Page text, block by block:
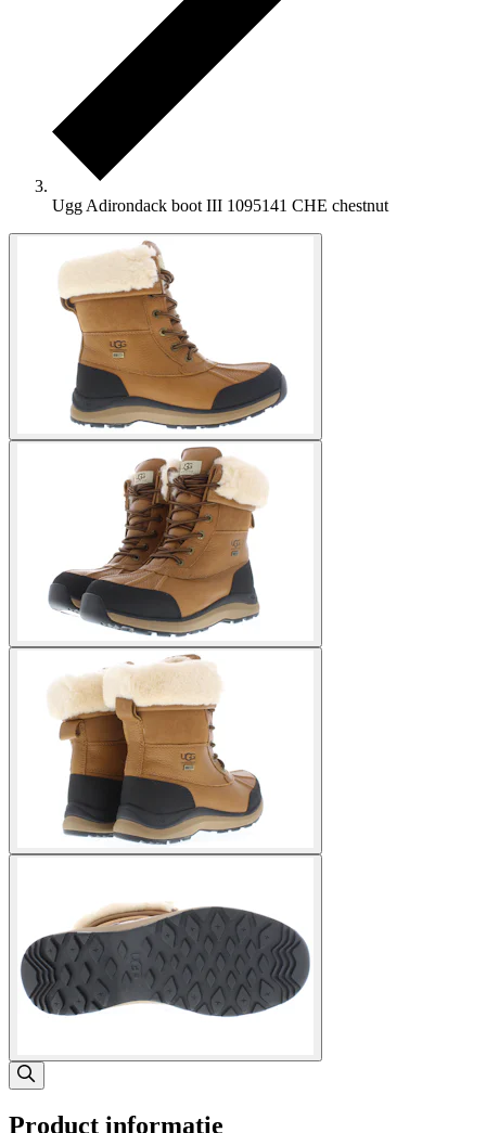
Ugg Adirondack boot III 1095141 CHE chestnut
Product informatie